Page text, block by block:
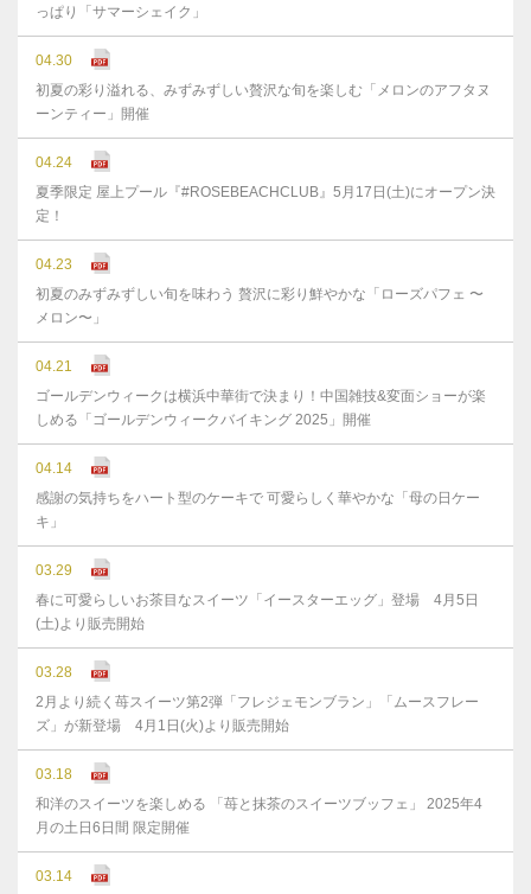
っぱり「サマーシェイク」
04.30
初夏の彩り溢れる、みずみずしい贅沢な旬を楽しむ「メロンのアフタヌ
ーンティー」開催
04.24
夏季限定 屋上プール『#ROSEBEACHCLUB』5月17日(土)にオープン決
定！
04.23
初夏のみずみずしい旬を味わう 贅沢に彩り鮮やかな「ローズパフェ 〜
メロン〜」
04.21
ゴールデンウィークは横浜中華街で決まり！中国雑技&変面ショーが楽
しめる「ゴールデンウィークバイキング 2025」開催
04.14
感謝の気持ちをハート型のケーキで 可愛らしく華やかな「母の日ケー
キ」
03.29
春に可愛らしいお茶目なスイーツ「イースターエッグ」登場 4月5日
(土)より販売開始
03.28
2月より続く苺スイーツ第2弾「フレジェモンブラン」「ムースフレー
ズ」が新登場 4月1日(火)より販売開始
03.18
和洋のスイーツを楽しめる 「苺と抹茶のスイーツブッフェ」 2025年4
月の土日6日間 限定開催
03.14